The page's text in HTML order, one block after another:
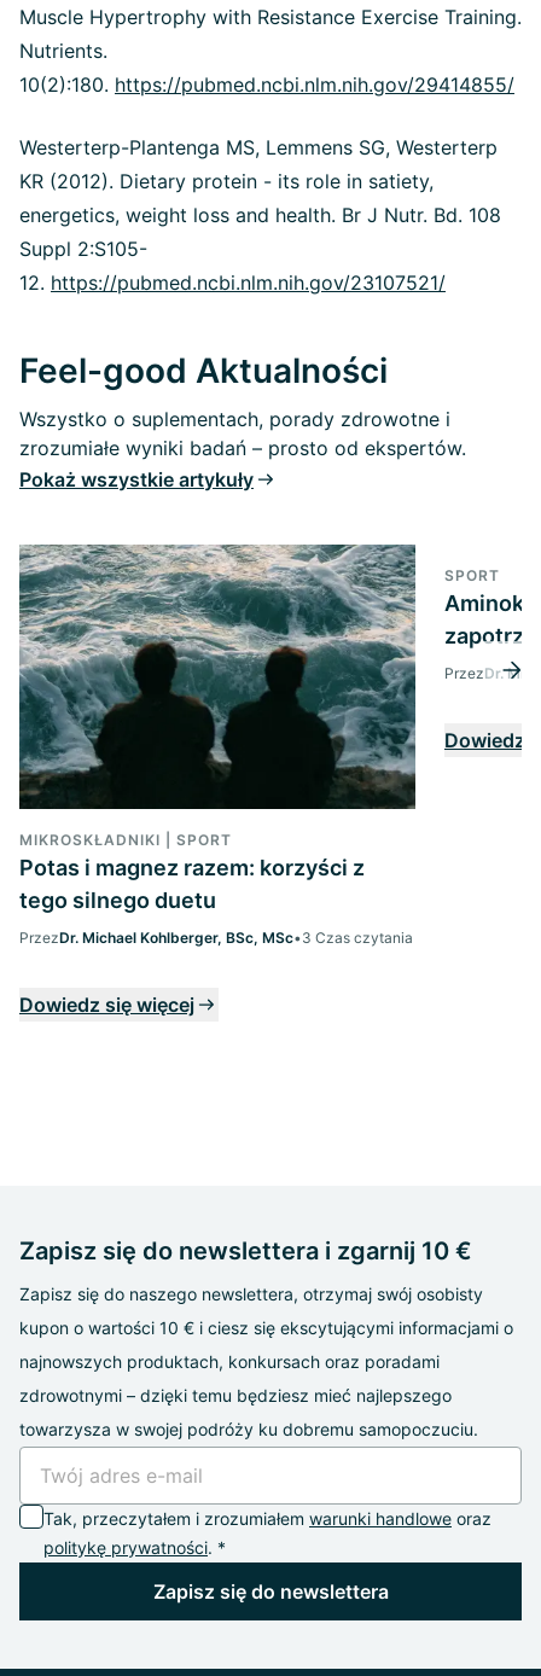
Muscle Hypertrophy with Resistance Exercise Training.
Nutrients.
10(2):180. https://pubmed.ncbi.nlm.nih.gov/29414855/
Westerterp-Plantenga MS, Lemmens SG, Westerterp
KR (2012). Dietary protein - its role in satiety,
energetics, weight loss and health. Br J Nutr. Bd. 108
Suppl 2:S105-
12. https://pubmed.ncbi.nlm.nih.gov/23107521/
Feel-good Aktualności
Wszystko o suplementach, porady zdrowotne i
zrozumiałe wyniki badań – prosto od ekspertów.
Pokaż wszystkie artykuły
MIKROSKŁADNIKI | SPORT
Potas i magnez razem: korzyści z
tego silnego duetu
PrzezDr. Michael Kohlberger, BSc, MSc•3 Czas czytania
Dowiedz się więcej
SPORT
PrzezDr.
Dowiedz
Zapisz się do newslettera i zgarnij 10 €
Zapisz się do naszego newslettera, otrzymaj swój osobisty
kupon o wartości 10 € i ciesz się ekscytującymi informacjami o
najnowszych produktach, konkursach oraz poradami
zdrowotnymi – dzięki temu będziesz mieć najlepszego
towarzysza w swojej podróży ku dobremu samopoczuciu.
Tak, przeczytałem i zrozumiałem warunki handlowe oraz
politykę prywatności. *
Zapisz się do newslettera